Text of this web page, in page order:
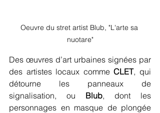
Oeuvre du stret artist Blub, "L'arte sa
nuotare"
Des œuvres d’art urbaines signées par
des artistes locaux comme CLET, qui
détourne les panneaux de
signalisation, ou Blub, dont les
personnages en masque de plongée